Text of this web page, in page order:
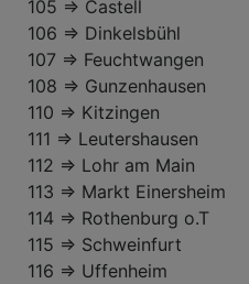
105 => Castell
106 => Dinkelsbühl
107 => Feuchtwangen
108 => Gunzenhausen
110 => Kitzingen
111 => Leutershausen
112 => Lohr am Main
113 => Markt Einersheim
114 => Rothenburg o.T
115 => Schweinfurt
116 => Uffenheim